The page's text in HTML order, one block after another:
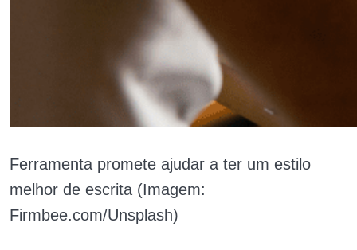
Ferramenta promete ajudar a ter um estilo
melhor de escrita (Imagem:
Firmbee.com/Unsplash)